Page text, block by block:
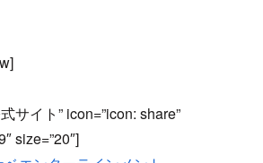
サイト” icon=”icon: share”
size=”20″]